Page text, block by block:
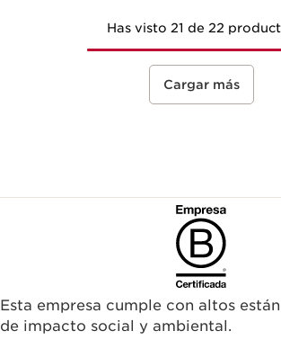
Has visto 21 de 22
Cargar más
Esta empresa cumple con altos
de impacto social y ambiental.